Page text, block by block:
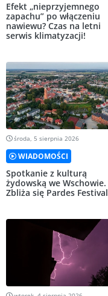
Efekt „nieprzyjemnego
zapachu” po włączeniu
nawiewu? Czas na letni
serwis klimatyzacji!
środa, 5 sierpnia 2026
WIADOMOŚCI
Spotkanie z kulturą
żydowską we Wschowie.
Zbliża się Pardes Festival